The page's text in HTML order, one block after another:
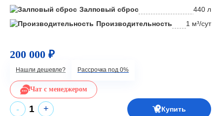
Залповый сброс
440 л
Производительность
1 м³/сут
- +
200 000 ₽
Нашли дешевле? Рассрочка под 0%
Чат с менеджером
Купить